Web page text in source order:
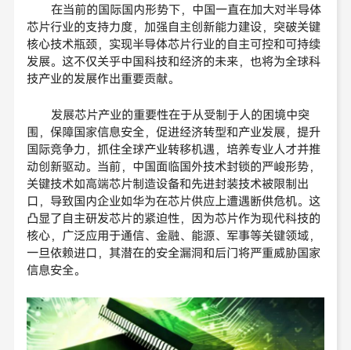
在当前的国际国内形势下，中国一直在加大对半导体
芯片行业的支持力度，加强自主创新能力建设，突破关键
核心技术瓶颈，实现半导体芯片行业的自主可控和可持续
发展。这不仅关乎中国科技和经济的未来，也将为全球科
技产业的发展作出重要贡献。
发展芯片产业的重要性在于从受制于人的困境中突
围，保障国家信息安全，促进经济转型和产业发展，提升
国际竞争力，抓住全球产业转移机遇，培养专业人才并推
动创新驱动。当前，中国面临国外技术封锁的严峻形势，
关键技术如高端芯片制造设备和先进封装技术被限制出
口，导致国内企业如华为在芯片供应上遭遇断供危机。这
凸显了自主研发芯片的紧迫性，因为芯片作为现代科技的
核心，广泛应用于通信、金融、能源、军事等关键领域，
一旦依赖进口，其潜在的安全漏洞和后门将严重威胁国家
信息安全。